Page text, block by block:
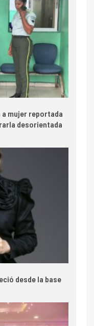
a mujer reportada
desorientada
desde la base